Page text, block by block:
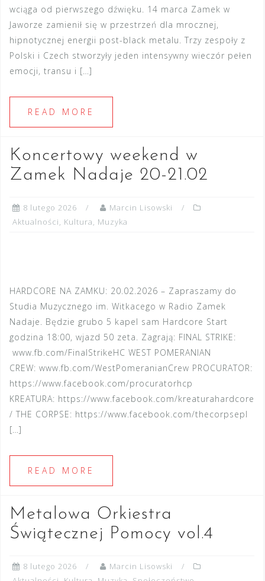
wciąga od pierwszego dźwięku. 14 marca Zamek w
Jaworze zamienił się w przestrzeń dla mrocznej,
hipnotycznej energii post-black metalu. Trzy zespoły z
Polski i Czech stworzyły jeden intensywny wieczór pełen
emocji, transu i […]
READ MORE
Koncertowy weekend w
Zamek Nadaje 20-21.02
8 lutego 2026
Marcin Lisowski
Aktualności, Kultura, Muzyka
HARDCORE NA ZAMKU: 20.02.2026 – Zapraszamy do
Studia Muzycznego im. Witkacego w Radio Zamek
Nadaje. Będzie grubo 5 kapel sam Hardcore Start
godzina 18:00, wjazd 50 zeta. Zagrają: FINAL STRIKE:
www.fb.com/FinalStrikeHC WEST POMERANIAN
CREW: www.fb.com/WestPomeranianCrew PROCURATOR:
https://www.facebook.com/procuratorhcp
KREATURA: https://www.facebook.com/kreaturahardcore
/ THE CORPSE: https://www.facebook.com/thecorpsepl
[…]
READ MORE
Metalowa Orkiestra
Świątecznej Pomocy vol.4
8 lutego 2026
Marcin Lisowski